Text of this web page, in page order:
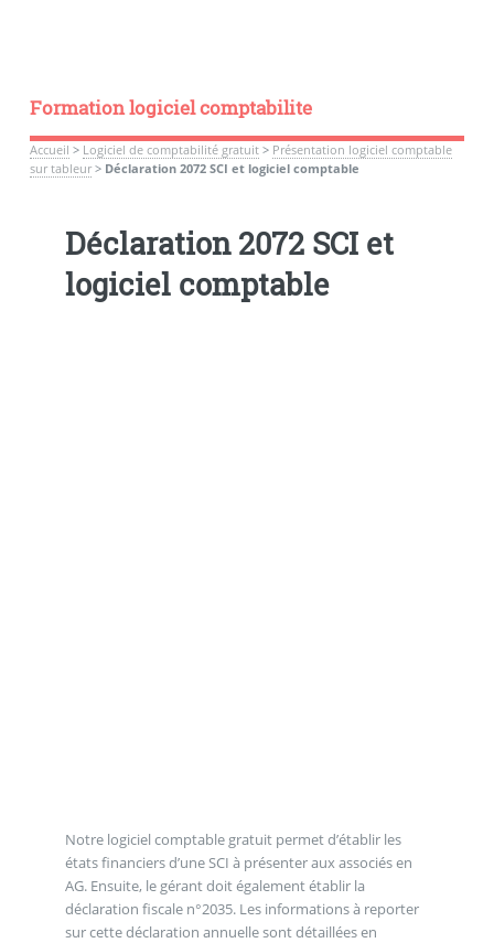
Formation logiciel comptabilite
Accueil > Logiciel de comptabilité gratuit> Présentation logiciel comptable
sur tableur> Déclaration 2072 SCI et logiciel comptable
Déclaration 2072 SCI et
logiciel comptable
Notre logiciel comptable gratuit permet d’établir les
états financiers d’une SCI à présenter aux associés en
AG. Ensuite, le gérant doit également établir la
déclaration fiscale n°2035. Les informations à reporter
sur cette déclaration annuelle sont détaillées en